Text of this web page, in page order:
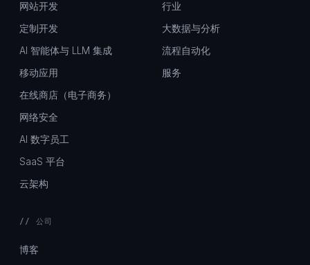
网站开发
定制开发
AI 智能体与 LLM 集成
移动应用
在线商店（电子商务）
网络安全
AI 数字员工
SaaS 平台
云架构
行业
大数据与分析
流程自动化
服务
// 公司
博客